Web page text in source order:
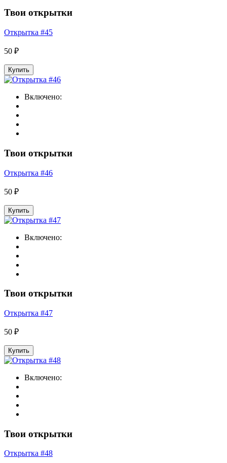
Твои открытки
Открытка #45
50 ₽
Купить
Включено:
Твои открытки
Открытка #46
50 ₽
Купить
Включено:
Твои открытки
Открытка #47
50 ₽
Купить
Включено:
Твои открытки
Открытка #48